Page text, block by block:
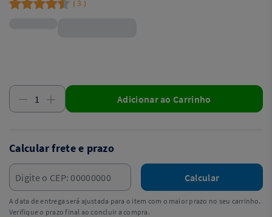
( 3 )
Adicionar ao Carrinho
Calcular frete e prazo
Calcular
A data de entrega será ajustada para o item com o maior prazo no seu carrinho.
Verifique o prazo final ao concluir a compra.